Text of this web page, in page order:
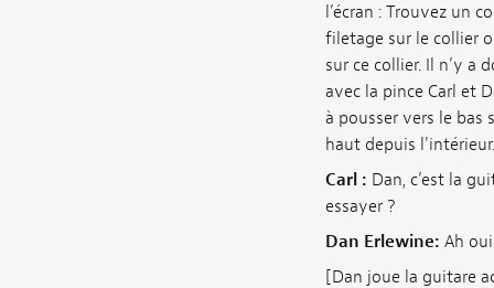
l’écran : Trouvez un
filetage sur le collier
sur ce collier. Il n’y a
avec la pince Carl et
à pousser vers le bas
haut depuis l'intérieur.
Carl : Dan, c’est la
essayer ?
Dan Erlewine: Ah
[Dan joue la guitare